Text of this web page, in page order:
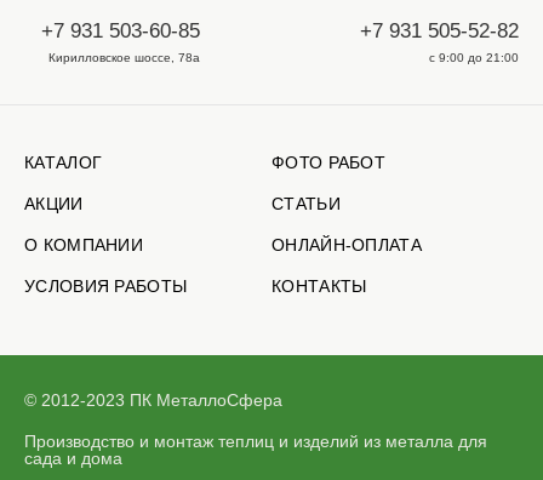
+7 931 503-60-85
Кирилловское шоссе, 78а
+7 931 505-52-82
с 9:00 до 21:00
КАТАЛОГ
АКЦИИ
О КОМПАНИИ
УСЛОВИЯ РАБОТЫ
ФОТО РАБОТ
СТАТЬИ
ОНЛАЙН-ОПЛАТА
КОНТАКТЫ
© 2012-2023 ПК МеталлоСфера
Производство и монтаж теплиц и изделий из металла для
сада и дома